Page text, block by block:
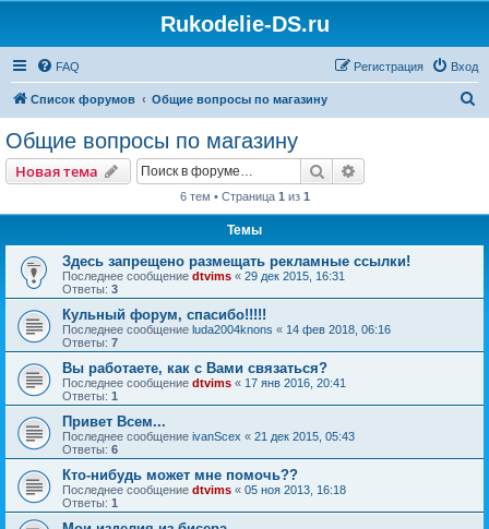
Rukodelie-DS.ru
FAQ Вход
Регистрация
Список форумов Общие вопросы по магазину
Общие вопросы по магазину
Новая тема Поиск
6 тем • Страница 1 из 1
Темы
Здесь запрещено размещать рекламные ссылки!
Последнее сообщение dtvims « 29 дек 2015, 16:31
Ответы: 3
Кульный форум, спасибо!!!!!
Последнее сообщение luda2004knons « 14 фев 2018, 06:16
Ответы: 7
Вы работаете, как с Вами связаться?
Последнее сообщение dtvims « 17 янв 2016, 20:41
Ответы: 1
Привет Всем...
Последнее сообщение ivanScex « 21 дек 2015, 05:43
Ответы: 6
Кто-нибудь может мне помочь??
Последнее сообщение dtvims « 05 ноя 2013, 16:18
Ответы: 1